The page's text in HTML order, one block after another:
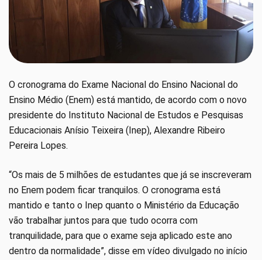
O cronograma do Exame Nacional do Ensino Nacional do
Ensino Médio (Enem) está mantido, de acordo com o novo
presidente do Instituto Nacional de Estudos e Pesquisas
Educacionais Anísio Teixeira (Inep), Alexandre Ribeiro
Pereira Lopes.
“Os mais de 5 milhões de estudantes que já se inscreveram
no Enem podem ficar tranquilos. O cronograma está
mantido e tanto o Inep quanto o Ministério da Educação
vão trabalhar juntos para que tudo ocorra com
tranquilidade, para que o exame seja aplicado este ano
dentro da normalidade”, disse em vídeo divulgado no início